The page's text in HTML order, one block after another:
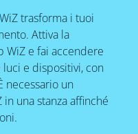
trasforma i tuoi
Attiva la
WiZ e fai accendere
e dispositivi, con
necessario un
una stanza affinché